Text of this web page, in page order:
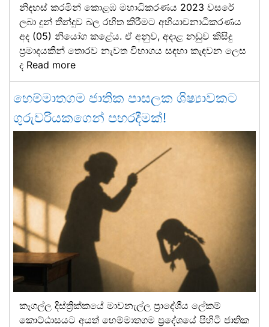
නිදහස් කරමින් කොළඹ මහාධිකරණය 2023 වසරේ
ලබා දුන් තීන්දුව බල රහිත කිරීමට අභියාචනාධිකරණය
අද (05) නියෝග කළේය. ඒ අනුව, අදාළ නඩුව කිසිදු
ප්‍රමාදයකින් තොරව නැවත විභාගය සඳහා කැඳවන ලෙස
ද Read more
හෙම්මාතගම ජාතික පාසලක ශිෂ්‍යාවකට
ගුරුවරියකගෙන් පහරදීමක්!
කෑගල්ල දිස්ත්‍රික්කයේ මාවනැල්ල ප්‍රාදේශීය ලේකම්
කොට්ඨාසයට අයත් හෙම්මාතගම ප්‍රදේශයේ පිහිටි ජාතික